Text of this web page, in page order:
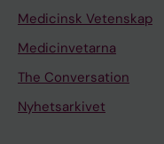
Medicinsk Vetenskap
Medicinvetarna
The Conversation
Nyhetsarkivet